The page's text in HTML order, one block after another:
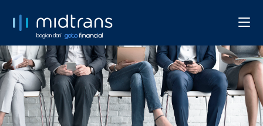
bagian dari